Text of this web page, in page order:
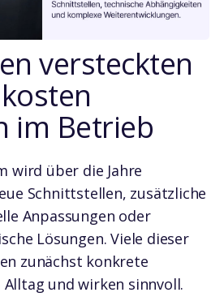
versteckten
im Betrieb
wird über die Jahre
Schnittstellen, zusätzliche
Anpassungen oder
Lösungen. Viele dieser
zunächst konkrete
und wirken sinnvoll.